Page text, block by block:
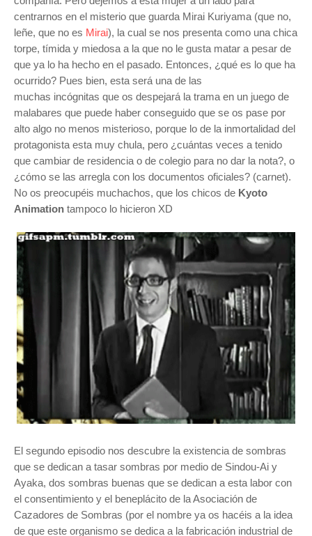
centrarnos en el misterio que guarda Mirai Kuriyama (que no,
leñe, que no es Mirai), la cual se nos presenta como una chica
torpe, tímida y miedosa a la que no le gusta matar a pesar de
que ya lo ha hecho en el pasado. Entonces, ¿qué es lo que ha
ocurrido? Pues bien, esta será una de las
muchas incógnitas que os despejará la trama en un juego de
malabares que puede haber conseguido que se os pase por
alto algo no menos misterioso, porque lo de la inmortalidad del
protagonista esta muy chula, pero ¿cuántas veces a tenido
que cambiar de residencia o de colegio para no dar la nota?, o
¿cómo se las arregla con los documentos oficiales? (carnet).
No os preocupéis muchachos, que los chicos de Kyoto
Animation tampoco lo hicieron XD
El segundo episodio nos descubre la existencia de sombras
que se dedican a tasar sombras por medio de Sindou-Ai y
Ayaka, dos sombras buenas que se dedican a esta labor con
el consentimiento y el beneplácito de la Asociación de
Cazadores de Sombras (por el nombre ya os hacéis a la idea
de que este organismo se dedica a la fabricación industrial de